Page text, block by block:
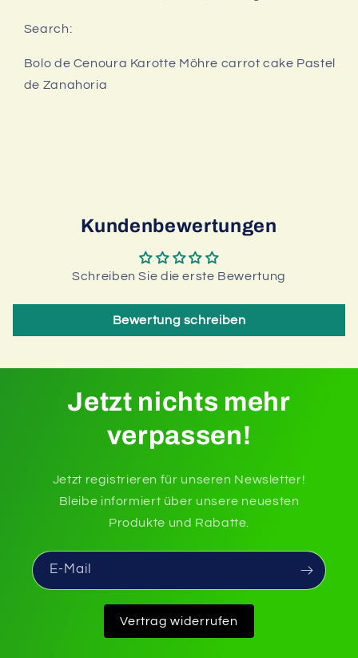
Search:
Bolo de Cenoura Karotte Möhre carrot cake Pastel
de Zanahoria
Kundenbewertungen
Schreiben Sie die erste Bewertung
Bewertung schreiben
Jetzt nichts mehr
verpassen!
Jetzt registrieren für unseren Newsletter!
Bleibe informiert über unsere neuesten
Produkte und Rabatte.
E-Mail
Vertrag widerrufen